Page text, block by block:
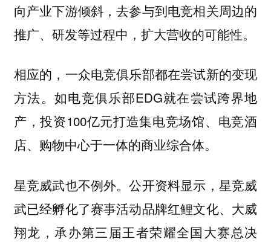
向产业下游倾斜，去参与到电竞相关周边的
推广、研发等过程中，扩大营收的可能性。
相应的，一众电竞俱乐部都在尝试新的变现
方法。如电竞俱乐部EDG就在尝试跨界地
产，投资100亿元打造集电竞场馆、电竞酒
店、购物中心于一体的商业综合体。
星竞威武也不例外。公开资料显示，星竞威
武已经孵化了赛事活动品牌红鲤文化、大威
翔龙，承办第三届王者荣耀全国大赛总决